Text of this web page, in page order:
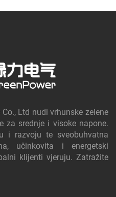
Ltd nudi vrhunske zelene
za srednje i visoke napone.
i razvoju te sveobuhvatna
učinkovita i energetski
klijenti vjeruju. Zatražite